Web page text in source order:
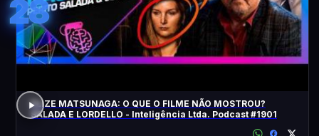
28
ELIZE MATSUNAGA: O QUE O FILME NÃO MOSTROU?
SALADA E LORDELLO - Inteligência Ltda. Podcast #1901